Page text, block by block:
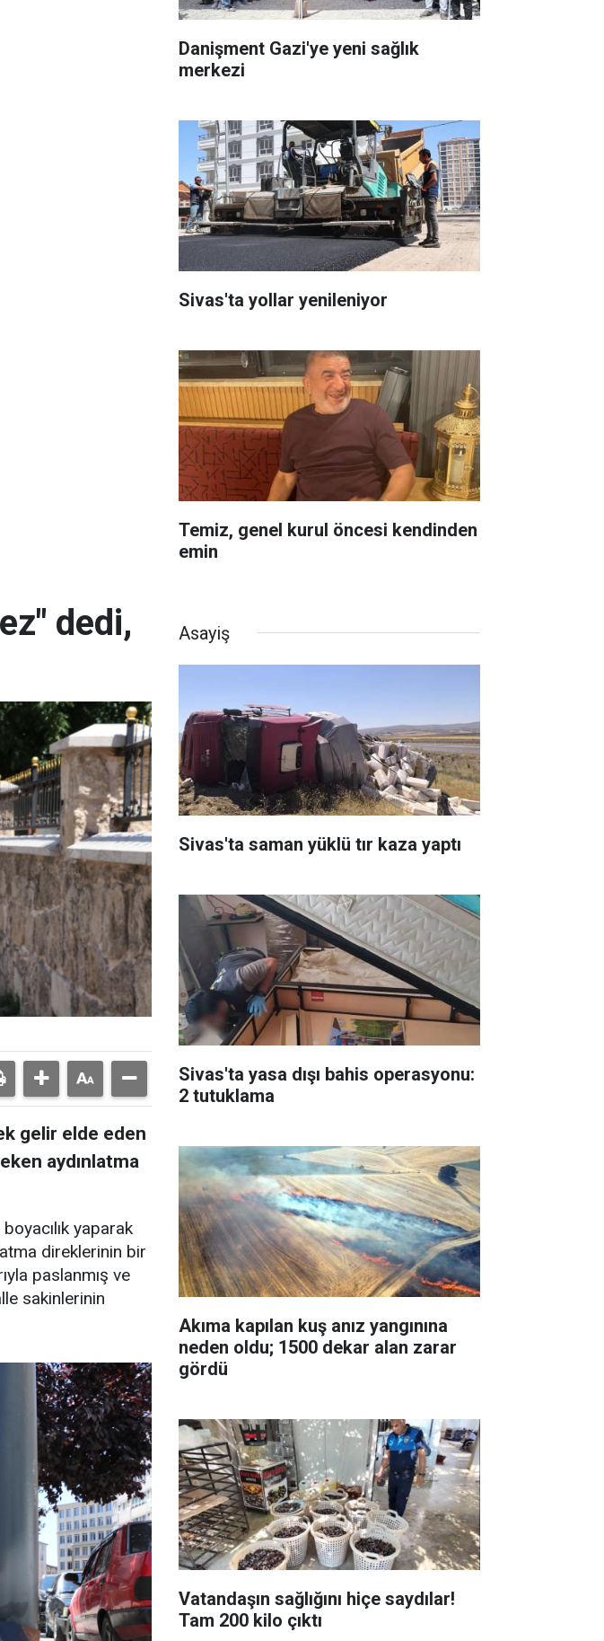
Danişment Gazi'ye yeni sağlık
merkezi
Sivas'ta yollar yenileniyor
Temiz, genel kurul öncesi kendinden
emin
dedi,
gelir elde eden
aydınlatma
yaparak
direklerinin bir
paslanmış ve
sakinlerinin
Asayiş
Sivas'ta saman yüklü tır kaza yaptı
Sivas'ta yasa dışı bahis operasyonu:
2 tutuklama
Akıma kapılan kuş anız yangınına
neden oldu; 1500 dekar alan zarar
gördü
Vatandaşın sağlığını hiçe saydılar!
Tam 200 kilo çıktı